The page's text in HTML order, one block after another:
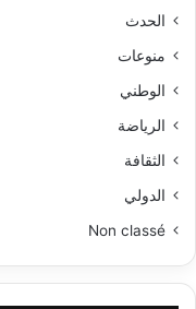
الحدث
منوعات
الوطني
الرياضة
الثقافة
الدولي
Non classé